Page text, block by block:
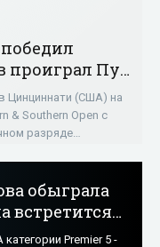
проиграл Пуи
третьего
Цинциннати (США) на
& Southern Open с
разряде
обыграла
встретится с
Premier 5 -